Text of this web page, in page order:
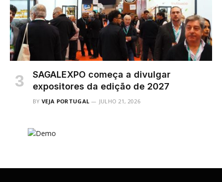
SAGALEXPO começa a divulgar
expositores da edição de 2027
BY VEJA PORTUGAL JULHO 21, 2026